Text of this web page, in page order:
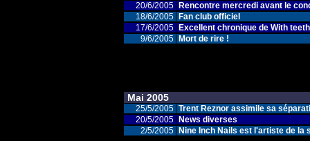
20/6/2005
Rencontre mercredi avant le
18/6/2005
Fan club officiel
17/6/2005
Excellent chronique de With
9/6/2005
Mort de rire !
Mai 2005
25/5/2005 Trent Reznor assimile sa
20/5/2005
News diverses
2/5/2005
Nine Inch Nails est l'artiste de la